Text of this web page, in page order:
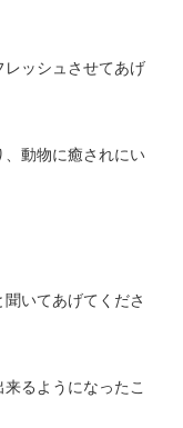
ッシュさせてあげ
、動物に癒されにい
いてあげてくださ
るようになったこ